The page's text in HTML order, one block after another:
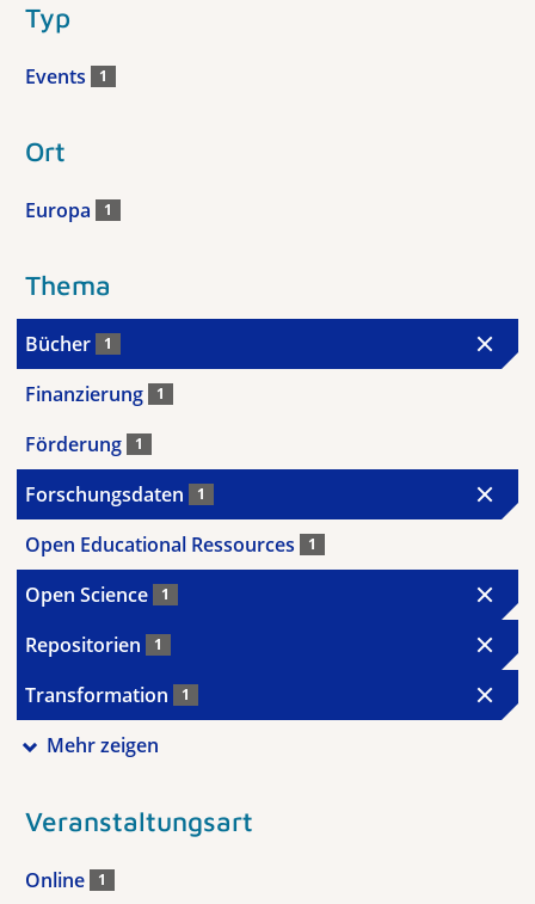
Typ
Events 1
Ort
Europa 1
Thema
Bücher 1
Finanzierung 1
Förderung 1
Forschungsdaten 1
Open Educational Ressources 1
Open Science 1
Repositorien 1
Transformation 1
Mehr zeigen
Veranstaltungsart
Online 1